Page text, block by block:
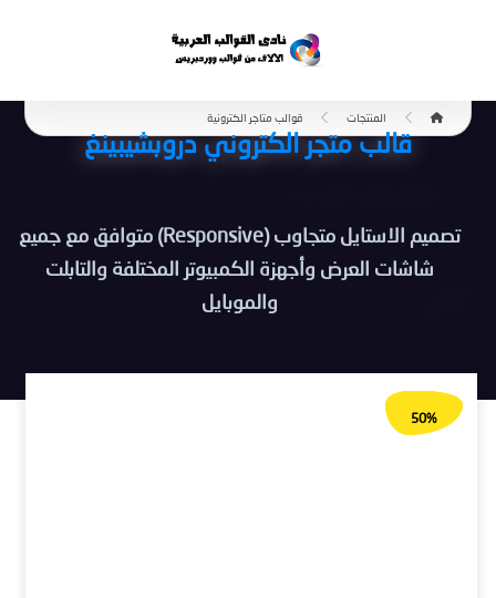
المنتجات قوالب متاجر الكترونية
قالب متجر الكتروني دروبشيبينغ
تصميم الاستايل متجاوب (Responsive) متوافق مع جميع
شاشات العرض وأجهزة الكمبيوتر المختلفة والتابلت
والموبايل
تخفيض!
50%